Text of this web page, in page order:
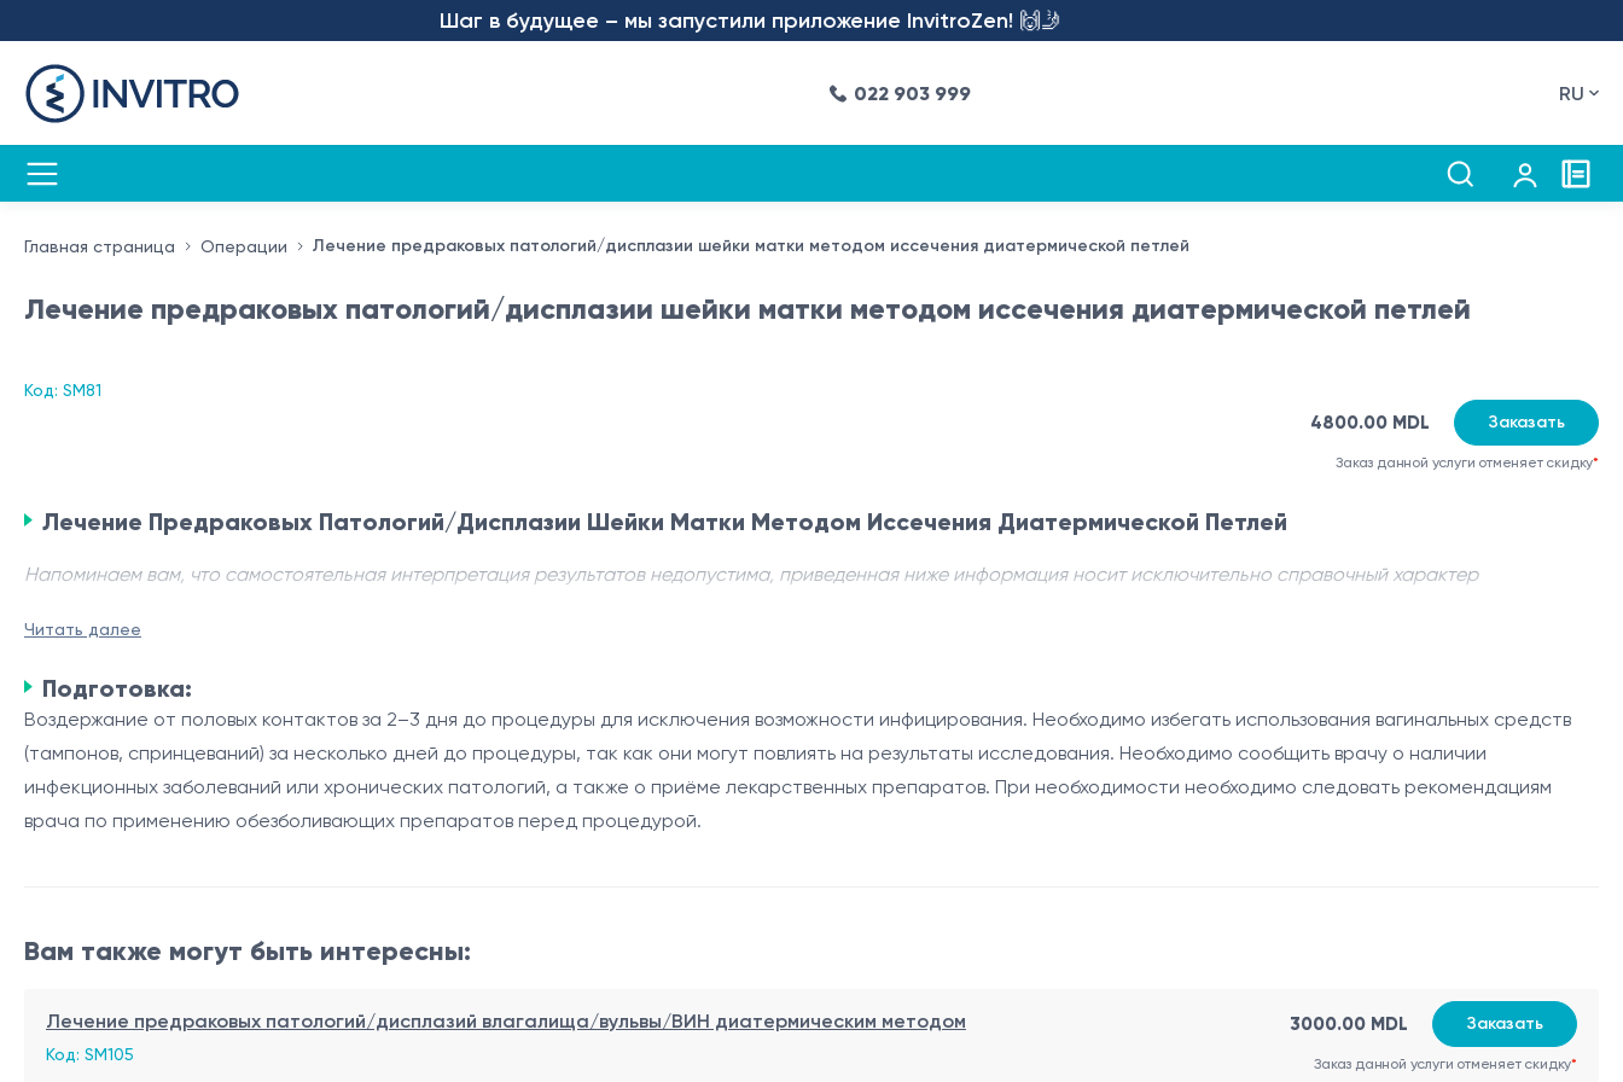
Шаг в будущее – мы запустили приложение InvitroZen! 🙌🤳
022 903 999 RU
Главная страница Операции Лечение предраковых патологий/дисплазии шейки матки методом иссечения диатермической петлей
Лечение предраковых патологий/дисплазии шейки матки методом иссечения диатермической петлей
Код: SM81
4800.00 MDL Заказать
Заказ данной услуги отменяет скидку*
Лечение Предраковых Патологий/Дисплазии Шейки Матки Методом Иссечения Диатермической Петлей
Напоминаем вам, что самостоятельная интерпретация результатов недопустима, приведенная ниже информация носит исключительно справочный характер
Лечение предраковых патологий/дисплазии шейки матки методом иссечения диатермической петлей является одним из наиболее распространенных и эффективных
Процедура иссечения диатермической петлей
Процедура иссечения диатермической петлей проводится под местной анестезией и включает следующие основные этапы:
Обработка участка иссечения для остановки кровотечения и предотвращения инфицирования.
Процедура относительно быстрая и проводится амбулаторно в большинстве случаев. Иссеченный материал отправляется на гистологическое исследование для
Преимущества и риски
Читать далее
Подготовка:
Воздержание от половых контактов за 2–3 дня до процедуры для исключения возможности инфицирования. Необходимо избегать использования вагинальных средств
(тампонов, спринцеваний) за несколько дней до процедуры, так как они могут повлиять на результаты исследования. Необходимо сообщить врачу о наличии
инфекционных заболеваний или хронических патологий, а также о приёме лекарственных препаратов. При необходимости необходимо следовать рекомендациям
врача по применению обезболивающих препаратов перед процедурой.
Вам также могут быть интересны:
Лечение предраковых патологий/дисплазий влагалища/вульвы/ВИН диатермическим методом
Код: SM105
3000.00 MDL Заказать
Заказ данной услуги отменяет скидку*